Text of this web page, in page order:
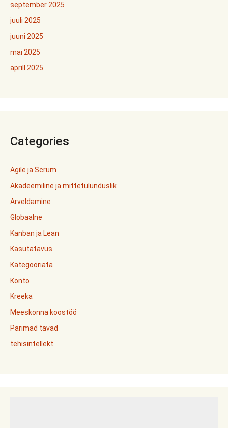
september 2025
juuli 2025
juuni 2025
mai 2025
aprill 2025
Categories
Agile ja Scrum
Akadeemiline ja mittetulunduslik
Arveldamine
Globaalne
Kanban ja Lean
Kasutatavus
Kategooriata
Konto
Kreeka
Meeskonna koostöö
Parimad tavad
tehisintellekt